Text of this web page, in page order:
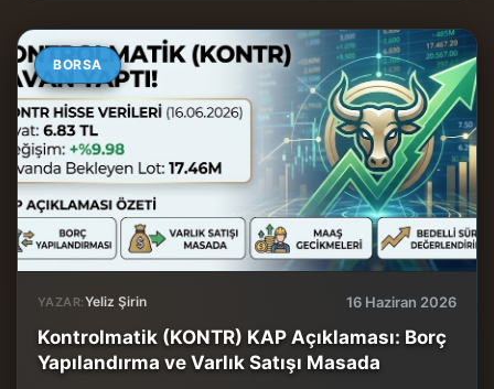
BORSA
YAZAR:Yeliz Şirin 16 Haziran 2026
Kontrolmatik (KONTR) KAP Açıklaması: Borç
Yapılandırma ve Varlık Satışı Masada